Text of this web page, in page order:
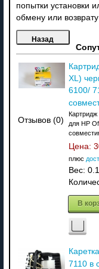
попытки установки
обмену или
Отзывов (0)
XL)
6100/
для HP
Цена:
плюс
Вес:
В
7110 в